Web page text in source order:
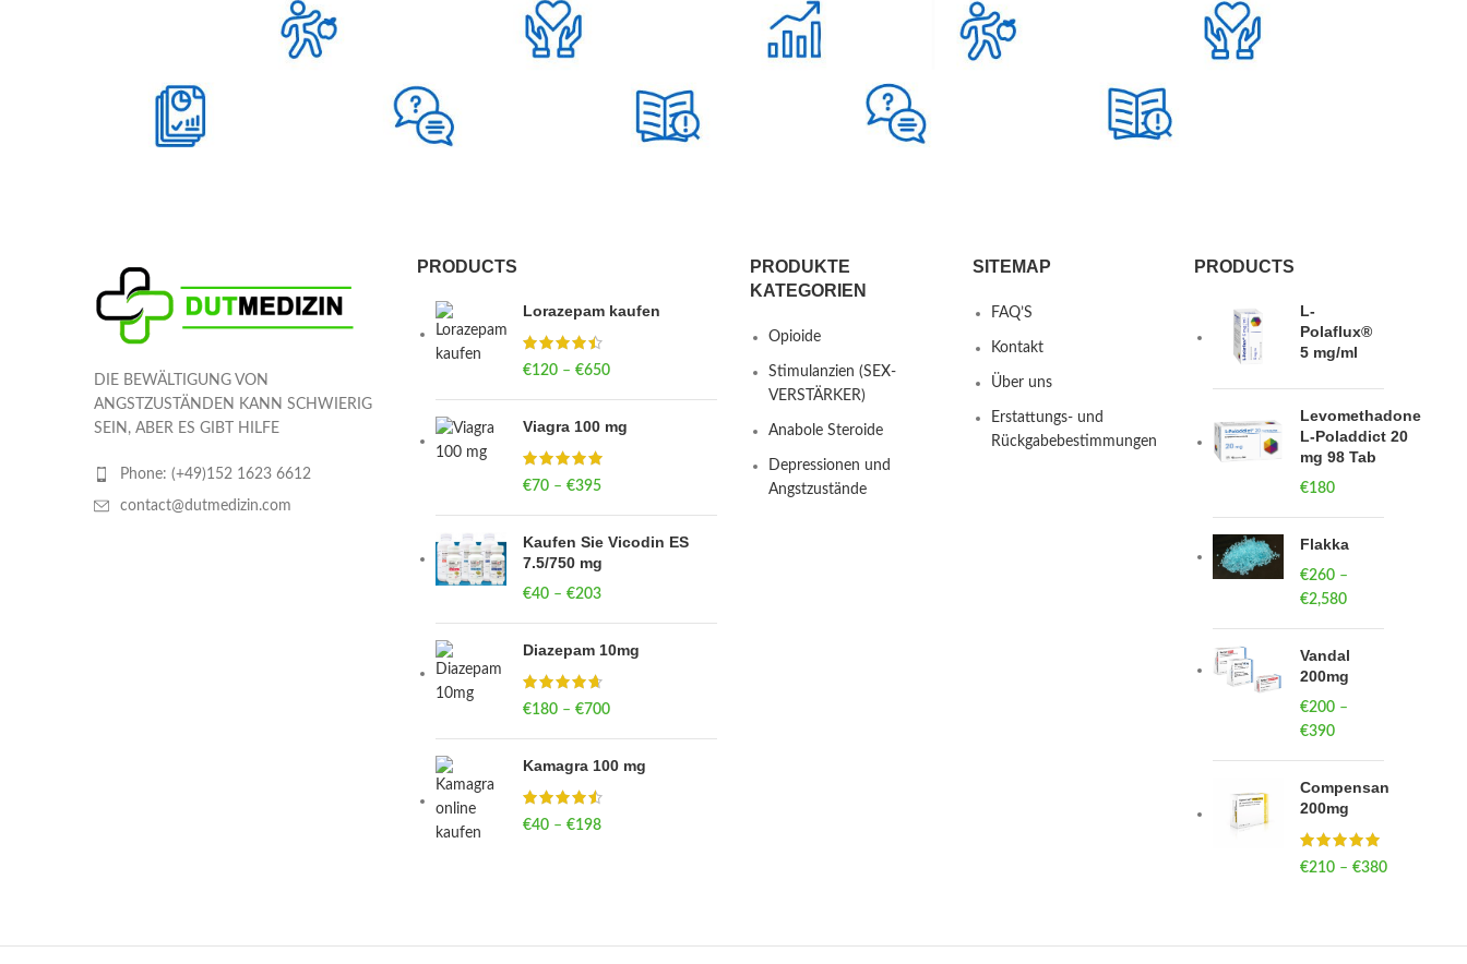
DIE BEWÄLTIGUNG VON
ANGSTZUSTÄNDEN KANN SCHWIERIG
SEIN, ABER ES GIBT HILFE
Phone: (+49)152 1623 6612
contact@dutmedizin.com
PRODUCTS
Lorazepam kaufen
€120 – €650Price range: €120
Viagra 100 mg
€70 – €395Price range: €70
Kaufen Sie Vicodin ES
7.5/750 mg
€40 – €203Price range: €40
Diazepam 10mg
€180 – €700Price range: €180
Kamagra 100 mg
€40 – €198Price range: €40
PRODUKTE
KATEGORIEN
Opioide
Stimulanzien (SEX-
VERSTÄRKER)
Anabole Steroide
Depressionen und
Angstzustände
SITEMAP
FAQ’S
Kontakt
Über uns
Erstattungs- und
Rückgabebestimmungen
PRODUCTS
L-
Polaflux®
5 mg/ml
Levomethadone
L-Poladdict 20
mg 98 Tab
€180
Flakka
€260 –
€2,580
€260
through
Vandal
200mg
€200 –
€390
through
Compensan
200mg
€210 – €380